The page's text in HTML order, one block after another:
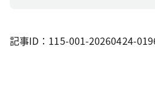
記事ID：115-001-20260424-